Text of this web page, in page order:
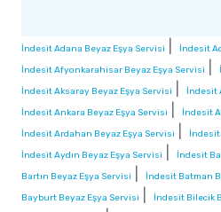
İndesit Adana Beyaz Eşya Servisi İndesit
İndesit Afyonkarahisar Beyaz Eşya Servisi
İndesit Aksaray Beyaz Eşya Servisi İndesit
İndesit Ankara Beyaz Eşya Servisi İndesit
İndesit Ardahan Beyaz Eşya Servisi İndesit
İndesit Aydın Beyaz Eşya Servisi İndesit
Bartın Beyaz Eşya Servisi
İndesit Batman
Bayburt Beyaz Eşya Servisi
İndesit Bilecik